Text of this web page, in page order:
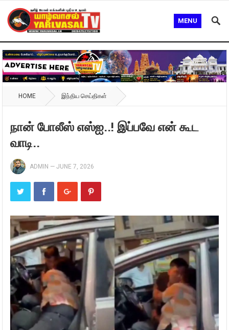
MENU
HOME இந்திய செய்திகள்
நான் போலீஸ் எஸ்ஐ..! இப்பவே என் கூட
வாடி..
ADMIN —JUNE 7, 2026